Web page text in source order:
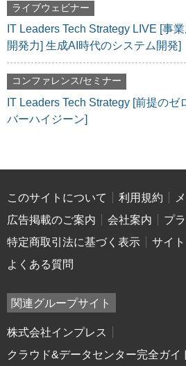
ライブウェビナー
IT Leaders Tech Strategy LIVE [事
開発力] 生成AI時代のシステム開発]
コンファレンス/セミナー
IT Leaders Tech Strategy [前提のゼ
バーハイジーン]
このサイトについて 利用規約
広告掲載のご案内
会社案内
プ
特定商取引法に基づく表示
サイ
よくある質問
関連グループサイト
株式会社インプレス
クラウド&データセンター完全ガイ